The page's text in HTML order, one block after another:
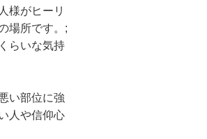
様がヒーリ
場所です。;
らいな気持
い部位に強
人や信仰心